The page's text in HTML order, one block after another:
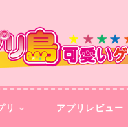
リ アプリレビュー